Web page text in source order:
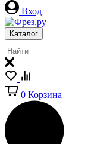
Вход
Каталог
0 Корзина